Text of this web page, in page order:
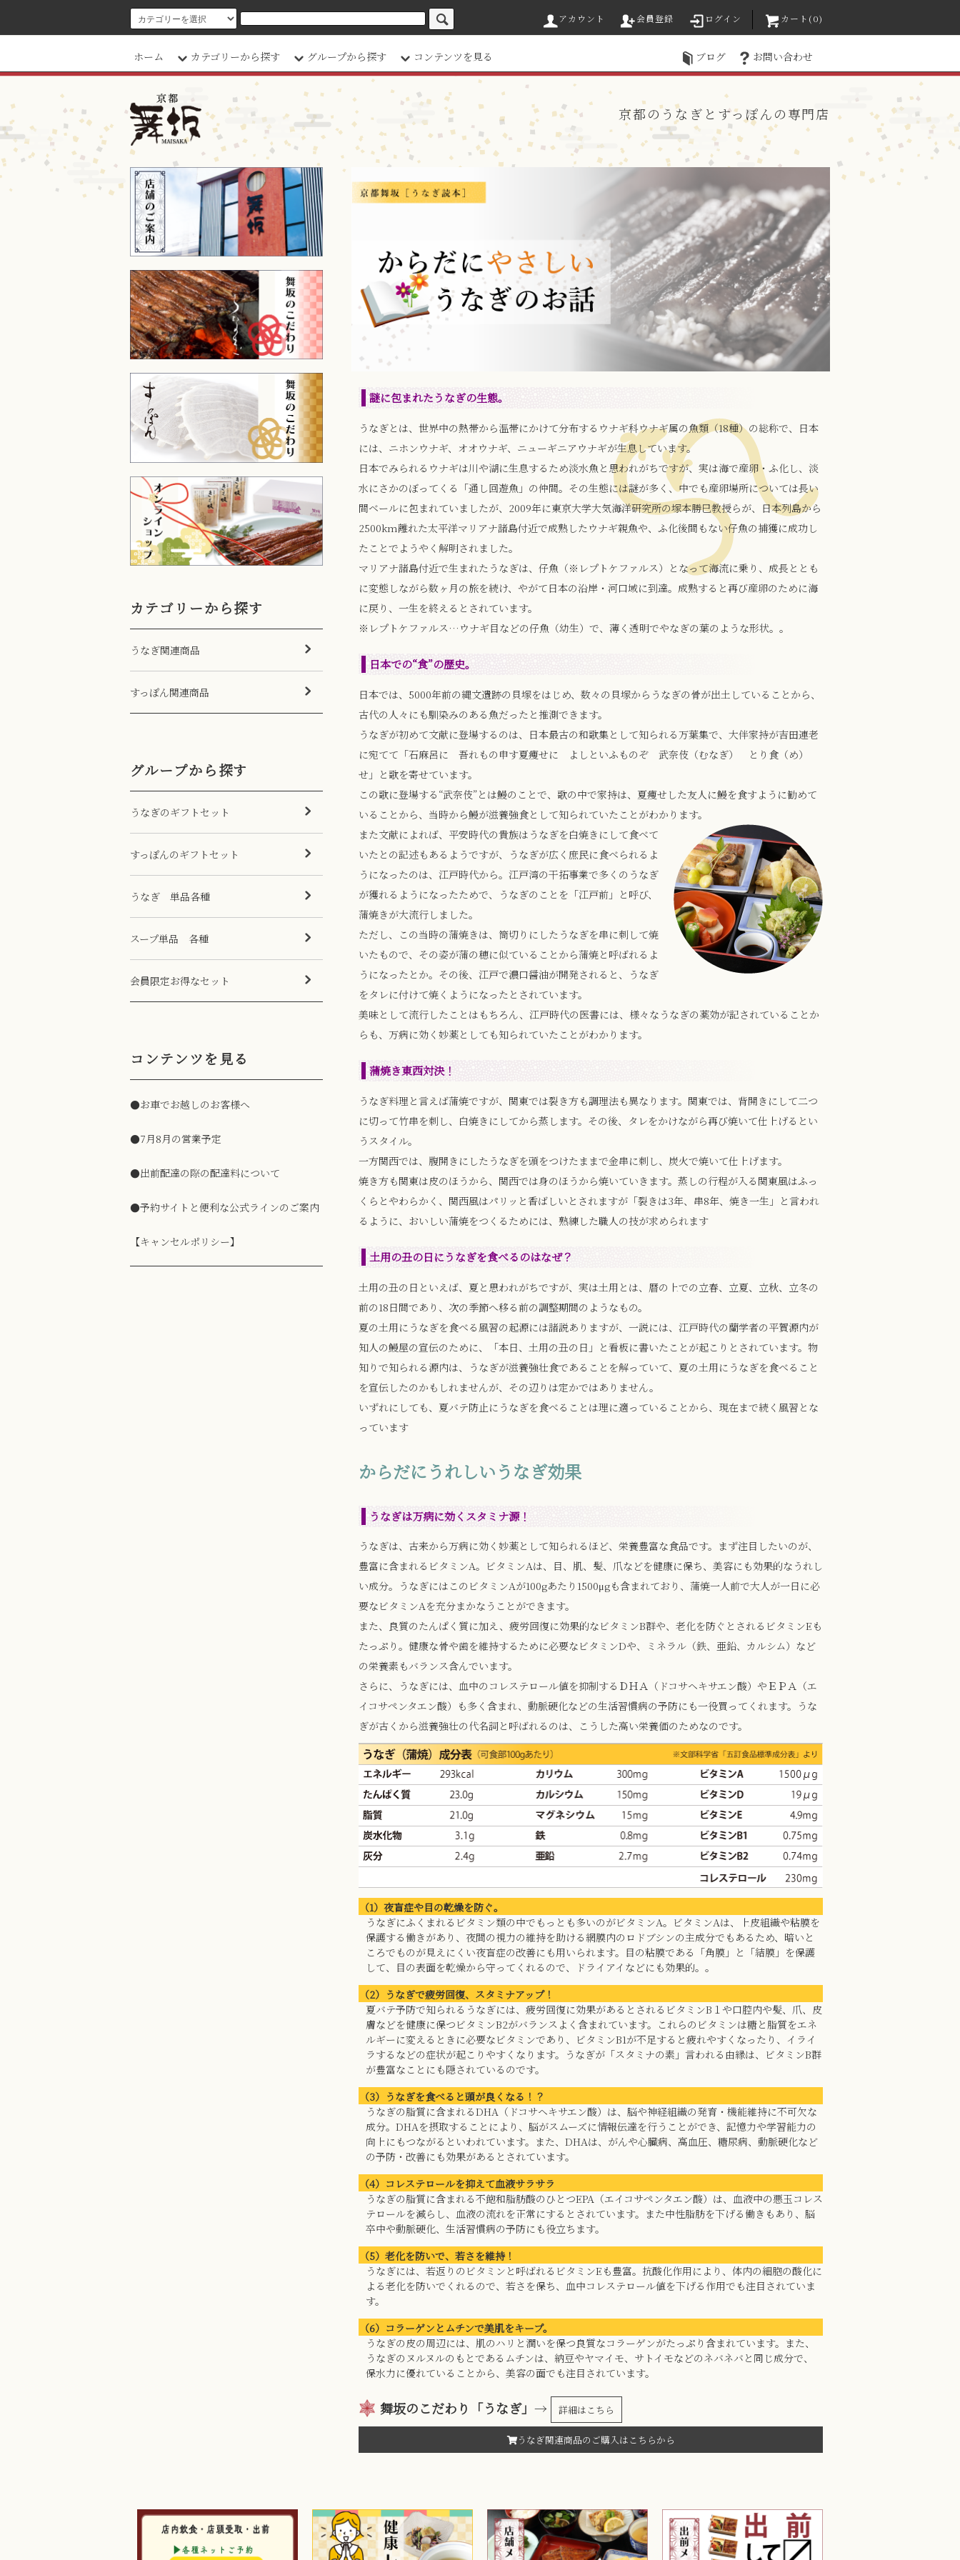
アカウント 会員登録 ログイン カート(0)
ホーム カテゴリーから探す グループから探す コンテンツを見る ブログ お問い合わせ
京都のうなぎとすっぽんの専門店
謎に包まれたうなぎの生態。
うなぎとは、世界中の熱帯から温帯にかけて分布するウナギ科ウナギ属の魚類（18種）の総称で、日本
には、ニホンウナギ、オオウナギ、ニューギニアウナギが生息しています。
日本でみられるウナギは川や湖に生息するため淡水魚と思われがちですが、実は海で産卵・ふ化し、淡
水にさかのぼってくる「通し回遊魚」の仲間。その生態には謎が多く、中でも産卵場所については長い
間ベールに包まれていましたが、2009年に東京大学大気海洋研究所の塚本勝巳教授らが、日本列島から
2500km離れた太平洋マリアナ諸島付近で成熟したウナギ親魚や、ふ化後間もない仔魚の捕獲に成功し
たことでようやく解明されました。
マリアナ諸島付近で生まれたうなぎは、仔魚（※レプトケファルス）となって海流に乗り、成長ととも
に変態しながら数ヶ月の旅を続け、やがて日本の沿岸・河口域に到達。成熟すると再び産卵のために海
に戻り、一生を終えるとされています。
※レプトケファルス…ウナギ目などの仔魚（幼生）で、薄く透明でやなぎの葉のような形状。。
日本での“食”の歴史。
日本では、5000年前の縄文遺跡の貝塚をはじめ、数々の貝塚からうなぎの骨が出土していることから、
古代の人々にも馴染みのある魚だったと推測できます。
うなぎが初めて文献に登場するのは、日本最古の和歌集として知られる万葉集で、大伴家持が吉田連老
に宛てて「石麻呂に 吾れもの申す夏痩せに よしといふものぞ 武奈伎（むなぎ） とり食（め）
せ」と歌を寄せています。
この歌に登場する“武奈伎”とは鰻のことで、歌の中で家持は、夏痩せした友人に鰻を食すように勧めて
いることから、当時から鰻が滋養強食として知られていたことがわかります。
また文献によれば、平安時代の貴族はうなぎを白焼きにして食べて
いたとの記述もあるようですが、うなぎが広く庶民に食べられるよ
うになったのは、江戸時代から。江戸湾の干拓事業で多くのうなぎ
が獲れるようになったためで、うなぎのことを「江戸前」と呼び、
蒲焼きが大流行しました。
ただし、この当時の蒲焼きは、筒切りにしたうなぎを串に刺して焼
いたもので、その姿が蒲の穂に似ていることから蒲焼と呼ばれるよ
うになったとか。その後、江戸で濃口醤油が開発されると、うなぎ
をタレに付けて焼くようになったとされています。
美味として流行したことはもちろん、江戸時代の医書には、様々なうなぎの薬効が記されていることか
らも、万病に効く妙薬としても知られていたことがわかります。
蒲焼き東西対決！
うなぎ料理と言えば蒲焼ですが、関東では裂き方も調理法も異なります。関東では、背開きにして二つ
に切って竹串を刺し、白焼きにしてから蒸します。その後、タレをかけながら再び焼いて仕上げるとい
うスタイル。
一方関西では、腹開きにしたうなぎを頭をつけたままで金串に刺し、炭火で焼いて仕上げます。
焼き方も関東は皮のほうから、関西では身のほうから焼いていきます。蒸しの行程が入る関東風はふっ
くらとやわらかく、関西風はパリッと香ばしいとされますが「裂きは3年、串8年、焼き一生」と言われ
るように、おいしい蒲焼をつくるためには、熟練した職人の技が求められます
土用の丑の日にうなぎを食べるのはなぜ？
土用の丑の日といえば、夏と思われがちですが、実は土用とは、暦の上での立春、立夏、立秋、立冬の
前の18日間であり、次の季節へ移る前の調整期間のようなもの。
夏の土用にうなぎを食べる風習の起源には諸説ありますが、一説には、江戸時代の蘭学者の平賀源内が
知人の鰻屋の宣伝のために、「本日、土用の丑の日」と看板に書いたことが起こりとされています。物
知りで知られる源内は、うなぎが滋養強壮食であることを解っていて、夏の土用にうなぎを食べること
を宣伝したのかもしれませんが、その辺りは定かではありません。
いずれにしても、夏バテ防止にうなぎを食べることは理に適っていることから、現在まで続く風習とな
っています
からだにうれしいうなぎ効果
うなぎは万病に効くスタミナ源！
うなぎは、古来から万病に効く妙薬として知られるほど、栄養豊富な食品です。まず注目したいのが、
豊富に含まれるビタミンA。ビタミンAは、目、肌、髪、爪などを健康に保ち、美容にも効果的なうれし
い成分。うなぎにはこのビタミンAが100gあたり1500μgも含まれており、蒲焼一人前で大人が一日に必
要なビタミンAを充分まかなうことができます。
また、良質のたんぱく質に加え、疲労回復に効果的なビタミンB群や、老化を防ぐとされるビタミンEも
たっぷり。健康な骨や歯を維持するために必要なビタミンDや、ミネラル（鉄、亜鉛、カルシム）など
の栄養素もバランス含んでいます。
さらに、うなぎには、血中のコレステロール値を抑制するＤＨＡ（ドコサヘキサエン酸）やＥＰＡ（エ
イコサペンタエン酸）も多く含まれ、動脈硬化などの生活習慣病の予防にも一役買ってくれます。うな
ぎが古くから滋養強壮の代名詞と呼ばれるのは、こうした高い栄養価のためなのです。
（1）夜盲症や目の乾燥を防ぐ。
うなぎにふくまれるビタミン類の中でもっとも多いのがビタミンA。ビタミンAは、上皮組織や粘膜を
保護する働きがあり、夜間の視力の維持を助ける網膜内のロドブシンの主成分でもあるため、暗いと
ころでものが見えにくい夜盲症の改善にも用いられます。目の粘膜である「角膜」と「結膜」を保護
して、目の表面を乾燥から守ってくれるので、ドライアイなどにも効果的。。
（2）うなぎで疲労回復、スタミナアップ！
夏バテ予防で知られるうなぎには、疲労回復に効果があるとされるビタミンB１や口腔内や髪、爪、皮
膚などを健康に保つビタミンB2がバランスよく含まれています。これらのビタミンは糖と脂質をエネ
ルギーに変えるときに必要なビタミンであり、ビタミンB1が不足すると疲れやすくなったり、イライ
ラするなどの症状が起こりやすくなります。うなぎが「スタミナの素」言われる由縁は、ビタミンB群
が豊富なことにも隠されているのです。
（3）うなぎを食べると頭が良くなる！？
うなぎの脂質に含まれるDHA（ドコサヘキサエン酸）は、脳や神経組織の発育・機能維持に不可欠な
成分。DHAを摂取することにより、脳がスムーズに情報伝達を行うことができ、記憶力や学習能力の
向上にもつながるといわれています。また、DHAは、がんや心臓病、高血圧、糖尿病、動脈硬化など
の予防・改善にも効果があるとされています。
（4）コレステロールを抑えて血液サラサラ
うなぎの脂質に含まれる不飽和脂肪酸のひとつEPA（エイコサペンタエン酸）は、血液中の悪玉コレス
テロールを減らし、血液の流れを正常にするとされています。また中性脂肪を下げる働きもあり、脳
卒中や動脈硬化、生活習慣病の予防にも役立ちます。
（5）老化を防いで、若さを維持！
うなぎには、若返りのビタミンと呼ばれるビタミンEも豊富。抗酸化作用により、体内の細胞の酸化に
よる老化を防いでくれるので、若さを保ち、血中コレステロール値を下げる作用でも注目されていま
す。
（6）コラーゲンとムチンで美肌をキープ。
うなぎの皮の周辺には、肌のハリと潤いを保つ良質なコラーゲンがたっぷり含まれています。また、
うなぎのヌルヌルのもとであるムチンは、納豆やヤマイモ、サトイモなどのネバネバと同じ成分で、
保水力に優れていることから、美容の面でも注目されています。
舞坂のこだわり「うなぎ」 → 詳細はこちら
うなぎ関連商品のご購入はこちらから
カテゴリーから探す
うなぎ関連商品
すっぽん関連商品
グループから探す
うなぎのギフトセット
すっぽんのギフトセット
うなぎ 単品各種
スープ単品 各種
会員限定お得なセット
コンテンツを見る
●お車でお越しのお客様へ
●7月8月の営業予定
●出前配達の際の配達料について
●予約サイトと便利な公式ラインのご案内
【キャンセルポリシー】